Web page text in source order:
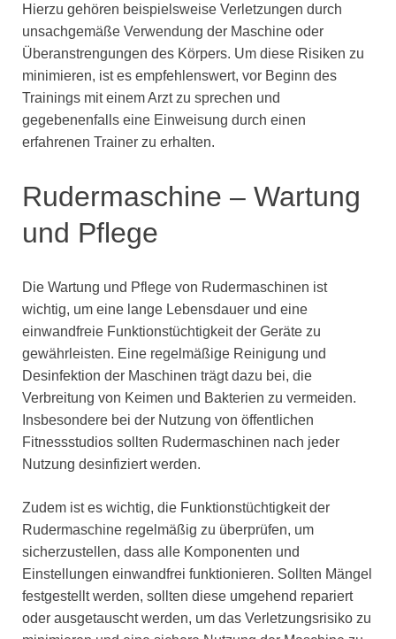
Hierzu gehören beispielsweise Verletzungen durch
unsachgemäße Verwendung der Maschine oder
Überanstrengungen des Körpers. Um diese Risiken zu
minimieren, ist es empfehlenswert, vor Beginn des
Trainings mit einem Arzt zu sprechen und
gegebenenfalls eine Einweisung durch einen
erfahrenen Trainer zu erhalten.
Rudermaschine – Wartung
und Pflege
Die Wartung und Pflege von Rudermaschinen ist
wichtig, um eine lange Lebensdauer und eine
einwandfreie Funktionstüchtigkeit der Geräte zu
gewährleisten. Eine regelmäßige Reinigung und
Desinfektion der Maschinen trägt dazu bei, die
Verbreitung von Keimen und Bakterien zu vermeiden.
Insbesondere bei der Nutzung von öffentlichen
Fitnessstudios sollten Rudermaschinen nach jeder
Nutzung desinfiziert werden.
Zudem ist es wichtig, die Funktionstüchtigkeit der
Rudermaschine regelmäßig zu überprüfen, um
sicherzustellen, dass alle Komponenten und
Einstellungen einwandfrei funktionieren. Sollten Mängel
festgestellt werden, sollten diese umgehend repariert
oder ausgetauscht werden, um das Verletzungsrisiko zu